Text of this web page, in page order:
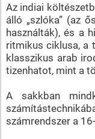
Az indiai
álló „szlóka” (az
használták), és a
ritmikus ciklusa, a
klasszikus arab
tizenhatot, mint a
A sakkban
számrendszer a